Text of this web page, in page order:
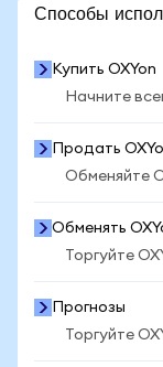
Способы
Купить OXYon
Начните
Продать
Обменяйте
Обменять
Торгуйте
Прогнозы
Торгуйте